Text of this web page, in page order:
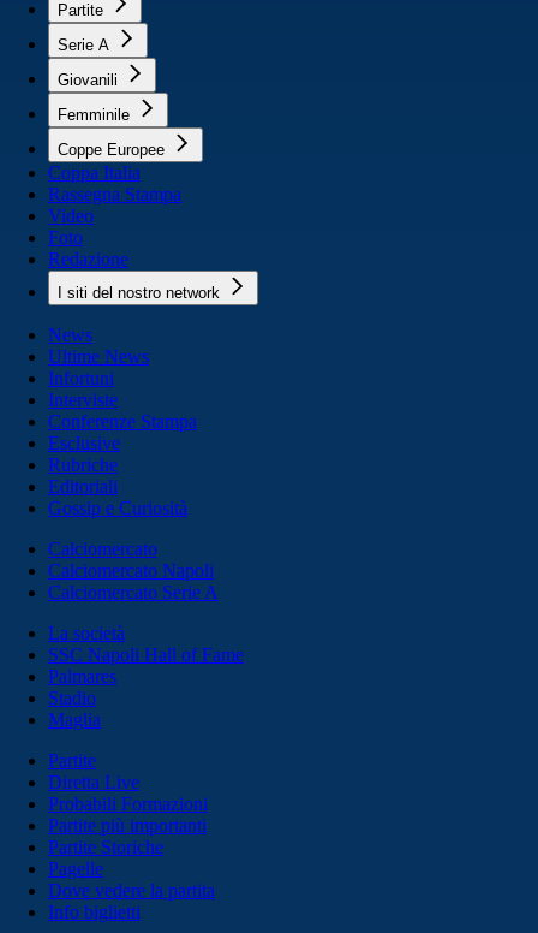
Partite
Serie A
Giovanili
Femminile
Coppe Europee
Coppa Italia
Rassegna Stampa
Video
Foto
Redazione
I siti del nostro network
News
Ultime News
Infortuni
Interviste
Conferenze Stampa
Esclusive
Rubriche
Editoriali
Gossip e Curiosità
Calciomercato
Calciomercato Napoli
Calciomercato Serie A
La società
SSC Napoli Hall of Fame
Palmares
Stadio
Maglia
Partite
Diretta Live
Probabili Formazioni
Partite più importanti
Partite Storiche
Pagelle
Dove vedere la partita
Info biglietti